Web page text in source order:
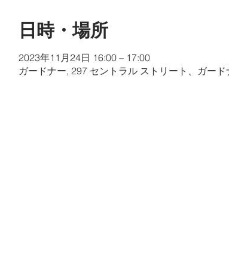
日時・場所
2023年11月24日 16:00 – 17:00
ガードナー, 297 セントラル ストリート、ガー